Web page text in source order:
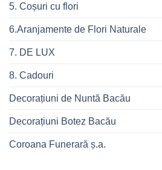
5. Coșuri cu flori
6.Aranjamente de Flori Naturale
7. DE LUX
8. Cadouri
Decorațiuni de Nuntă Bacău
Decorațiuni Botez Bacău
Coroana Funerară ș.a.